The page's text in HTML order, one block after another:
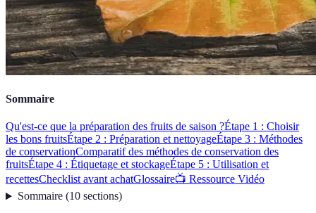
Sommaire
Qu'est-ce que la préparation des fruits de saison ?Étape 1 : Choisir
les bons fruitsÉtape 2 : Préparation et nettoyageÉtape 3 : Méthodes
de conservationComparatif des méthodes de conservation des
fruitsÉtape 4 : Étiquetage et stockageÉtape 5 : Utilisation et
recettesChecklist avant achatGlossaire📺 Ressource Vidéo
Sommaire(10 sections)